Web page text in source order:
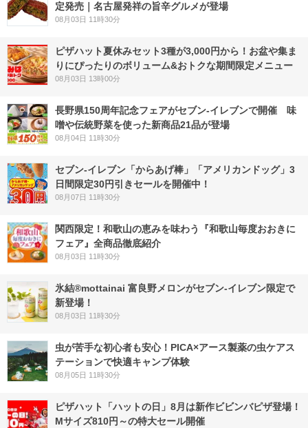
定発売｜名古屋発祥の旨辛グルメが登場
08月03日 11時30分
ピザハット夏休みセット3種が3,000円から！お盆や集ま
りにぴったりのボリューム&おトクな期間限定メニュー
08月03日 13時00分
長野県150周年記念フェアがセブン-イレブンで開催 味
噌や伝統野菜を使った新商品21品が登場
08月04日 11時30分
セブン‐イレブン「からあげ棒」「アメリカンドッグ」3
日間限定30円引きセールを開催中！
08月07日 11時30分
関西限定！和歌山の恵みを味わう『和歌山毎度おおきに
フェア』全商品徹底紹介
08月03日 11時30分
氷結®mottainai 富良野メロンがセブン‐イレブン限定で
新登場！
08月03日 11時30分
虫が苦手な初心者も安心！PICA×アース製薬の虫ケアス
テーションで快適キャンプ体験
08月05日 11時30分
ピザハット「ハットの日」8月は新作ビビンバピザ登場！
Mサイズ810円～の特大セール開催